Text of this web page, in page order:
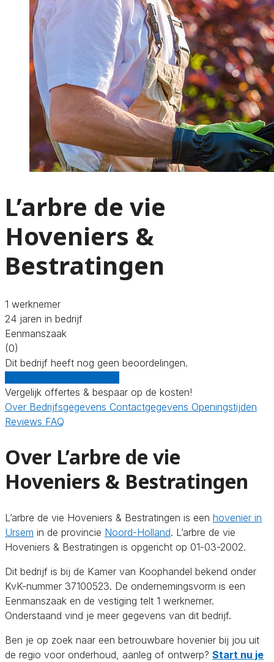
L’arbre de vie
Hoveniers &
Bestratingen
1 werknemer
24 jaren in bedrijf
Eenmanszaak
(0)
Dit bedrijf heeft nog geen beoordelingen.
Vergelijk offertes & bespaar op de kosten!
Over Bedrijfsgegevens Contactgegevens Openingstijden
Reviews FAQ
Over L’arbre de vie
Hoveniers & Bestratingen
L’arbre de vie Hoveniers & Bestratingen is een hovenier in
Ursem in de provincie Noord-Holland. L’arbre de vie
Hoveniers & Bestratingen is opgericht op 01-03-2002.
Dit bedrijf is bij de Kamer van Koophandel bekend onder
KvK-nummer 37100523. De ondernemingsvorm is een
Eenmanszaak en de vestiging telt 1 werknemer.
Onderstaand vind je meer gegevens van dit bedrijf.
Ben je op zoek naar een betrouwbare hovenier bij jou uit
de regio voor onderhoud, aanleg of ontwerp? Start nu je